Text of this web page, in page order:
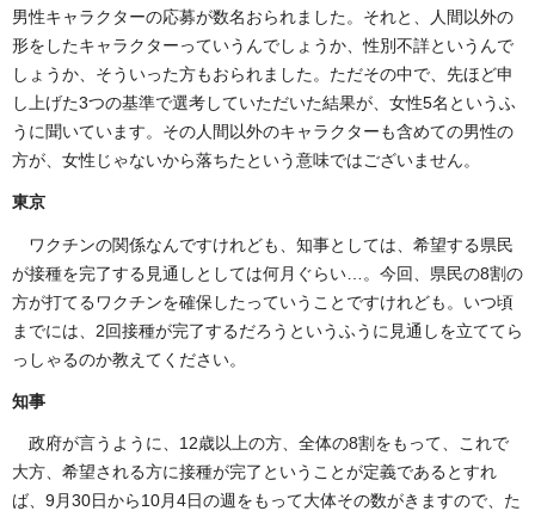
男性キャラクターの応募が数名おられました。それと、人間以外の
形をしたキャラクターっていうんでしょうか、性別不詳というんで
しょうか、そういった方もおられました。ただその中で、先ほど申
し上げた3つの基準で選考していただいた結果が、女性5名というふ
うに聞いています。その人間以外のキャラクターも含めての男性の
方が、女性じゃないから落ちたという意味ではございません。
東京
ワクチンの関係なんですけれども、知事としては、希望する県民
が接種を完了する見通しとしては何月ぐらい…。今回、県民の8割の
方が打てるワクチンを確保したっていうことですけれども。いつ頃
までには、2回接種が完了するだろうというふうに見通しを立ててら
っしゃるのか教えてください。
知事
政府が言うように、12歳以上の方、全体の8割をもって、これで
大方、希望される方に接種が完了ということが定義であるとすれ
ば、9月30日から10月4日の週をもって大体その数がきますので、た